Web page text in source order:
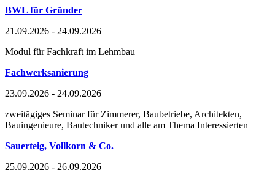
BWL für Gründer
21.09.2026 - 24.09.2026
Modul für Fachkraft im Lehmbau
Fachwerksanierung
23.09.2026 - 24.09.2026
zweitägiges Seminar für Zimmerer, Baubetriebe, Architekten,
Bauingenieure, Bautechniker und alle am Thema Interessierten
Sauerteig, Vollkorn & Co.
25.09.2026 - 26.09.2026